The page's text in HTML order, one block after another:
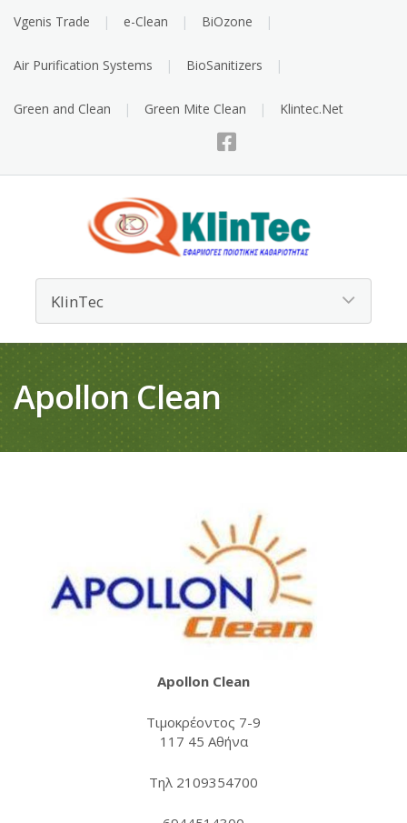
Vgenis Trade e-Clean BiOzone
Air Purification Systems BioSanitizers
Green and Clean Green Mite Clean Klintec.Net
Apollon Clean
Apollon Clean
Τιμοκρέοντος 7-9
117 45 Αθήνα
Τηλ 2109354700